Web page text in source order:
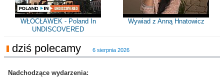
WŁOCŁAWEK - Poland In
UNDISCOVERED
Wywiad z Anną Hnatowicz
dziś polecamy 6 sierpnia 2026
Nadchodzące wydarzenia: